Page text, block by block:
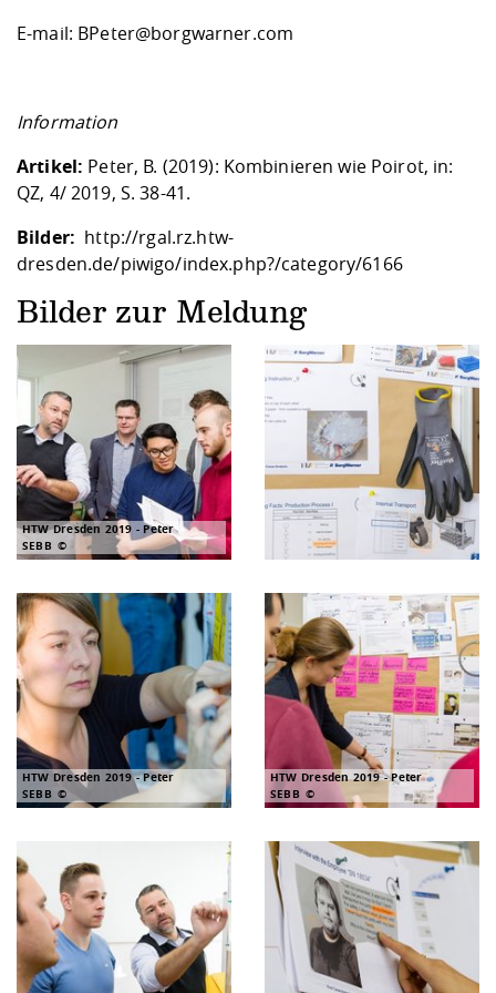
E-mail: BPeter@borgwarner.com
Information
Artikel: Peter, B. (2019): Kombinieren wie Poirot, in:
QZ, 4/ 2019, S. 38-41.
Bilder: http://rgal.rz.htw-
dresden.de/piwigo/index.php?/category/6166
Bilder zur Meldung
HTW Dresden 2019 - Peter
SEBB
HTW Dresden 2019 - Peter
SEBB
HTW Dresden 2019 - Peter
SEBB